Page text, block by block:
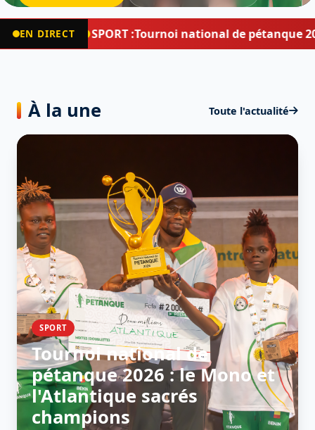
EN DIRECT SPORT :Tournoi national de pétanque
À la une Toute l'actualité
SPORT
Tournoi national de
pétanque 2026 : le Mono et
l'Atlantique sacrés
champions